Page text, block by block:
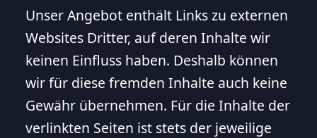
Unser Angebot enthält Links zu externen
Websites Dritter, auf deren Inhalte wir
keinen Einfluss haben. Deshalb können
wir für diese fremden Inhalte auch keine
Gewähr übernehmen. Für die Inhalte der
verlinkten Seiten ist stets der jeweilige